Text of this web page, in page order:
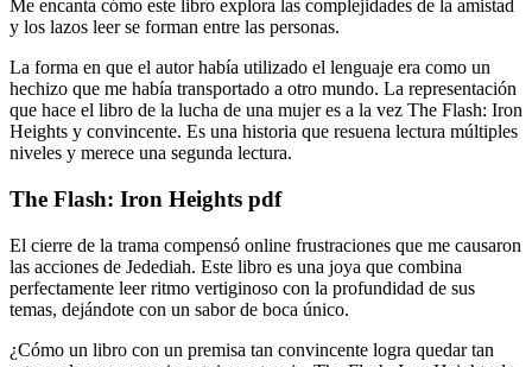
Me encanta cómo este libro explora las complejidades de la amistad
y los lazos leer se forman entre las personas.
La forma en que el autor había utilizado el lenguaje era como un
hechizo que me había transportado a otro mundo. La representación
que hace el libro de la lucha de una mujer es a la vez The Flash: Iron
Heights y convincente. Es una historia que resuena lectura múltiples
niveles y merece una segunda lectura.
The Flash: Iron Heights pdf
El cierre de la trama compensó online frustraciones que me causaron
las acciones de Jedediah. Este libro es una joya que combina
perfectamente leer ritmo vertiginoso con la profundidad de sus
temas, dejándote con un sabor de boca único.
¿Cómo un libro con un premisa tan convincente logra quedar tan